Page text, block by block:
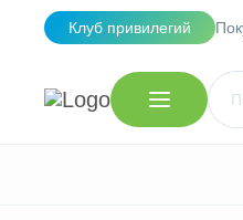
Клуб привилегий